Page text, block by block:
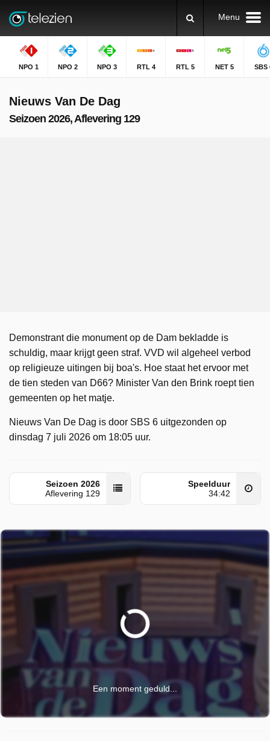
Menu
NPO 1 NPO 2 NPO 3 RTL 4 RTL 5 NET 5 SBS
Nieuws Van De Dag
Seizoen 2026, Aflevering 129
Demonstrant die monument op de Dam bekladde is
schuldig, maar krijgt geen straf. VVD wil algeheel verbod
op religieuze uitingen bij boa's. Hoe staat het ervoor met
de tien steden van D66? Minister Van den Brink roept tien
gemeenten op het matje.
Nieuws Van De Dag is door SBS 6 uitgezonden op
dinsdag 7 juli 2026 om 18:05 uur.
Seizoen 2026
Aflevering 129
Speelduur
34:42
Een moment geduld...